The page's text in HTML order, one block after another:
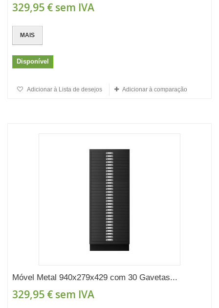
329,95 € sem IVA
MAIS
Disponível
Adicionar à Lista de desejos Adicionar à comparação
Móvel Metal 940x279x429 com 30 Gavetas...
329,95 € sem IVA